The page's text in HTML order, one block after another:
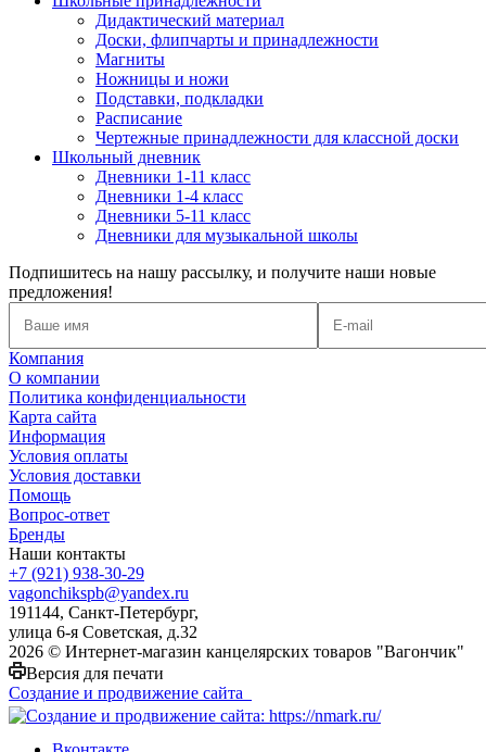
Дидактический материал
Доски, флипчарты и принадлежности
Магниты
Ножницы и ножи
Подставки, подкладки
Расписание
Чертежные принадлежности для классной доски
Школьный дневник
Дневники 1-11 класс
Дневники 1-4 класс
Дневники 5-11 класс
Дневники для музыкальной школы
Подпишитесь на нашу рассылку, и получите наши новые
предложения!
Компания
О компании
Политика конфиденциальности
Карта сайта
Информация
Условия оплаты
Условия доставки
Помощь
Вопрос-ответ
Бренды
Наши контакты
+7 (921) 938-30-29
vagonchikspb@yandex.ru
191144, Санкт-Петербург,
улица 6-я Советская, д.32
2026 © Интернет-магазин канцелярских товаров "Вагончик"
Версия для печати
Создание и продвижение сайта